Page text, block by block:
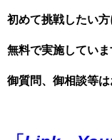
初めて挑戦したい
無料で実施していま
御質問、御相談等は